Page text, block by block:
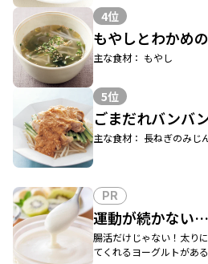
4位
もやしとわかめ
主な食材： もやし
5位
ごまだれバンバ
主な食材： 長ねぎのみじ
PR
運動が続かない
腸活だけじゃない！太り
てくれるヨーグルトがあ